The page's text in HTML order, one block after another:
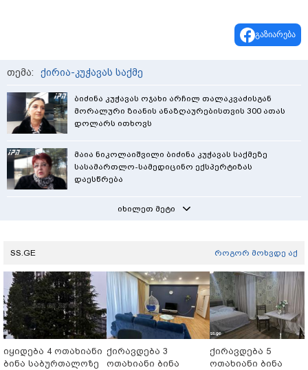
გაზიარება
თემა: ქირია-კუჭავას საქმე
ბიძინა კუჭავას ოჯახი არჩილ თალაკვაძისგან
მორალური ზიანის ანაზღაურებისთვის 300 ათას
დოლარს ითხოვს
მაია ნიკოლაიშვილი ბიძინა კუჭავას საქმეზე
სასამართლო-სამედიცინო ექსპერტიზას
დაესწრება
იხილეთ მეტი
SS.GE როგორ მოხვდე აქ
იყიდება 4 ოთახიანი
ბინა საბურთალოზე
ქირავდება 3
ოთახიანი ბინა
ქირავდება 5
ოთახიანი ბინა